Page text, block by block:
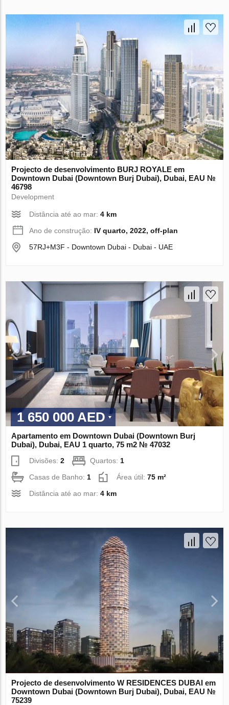
Projecto de desenvolvimento BURJ ROYALE em
Downtown Dubai (Downtown Burj Dubai), Dubai, EAU №
46798
Development
Distância até ao mar:4 km
Ano de construção: IV quarto, 2022, off-plan
57RJ+M3F - Downtown Dubai - Dubai - UAE
1 650 000 AED
Apartamento em Downtown Dubai (Downtown Burj
Dubai), Dubai, EAU 1 quarto, 75 m2 № 47032
Divisões:2 Quartos:1
Casas de Banho:1 Área útil:75 m²
Distância até ao mar:4 km
Projecto de desenvolvimento W RESIDENCES DUBAI em
Downtown Dubai (Downtown Burj Dubai), Dubai, EAU №
75239